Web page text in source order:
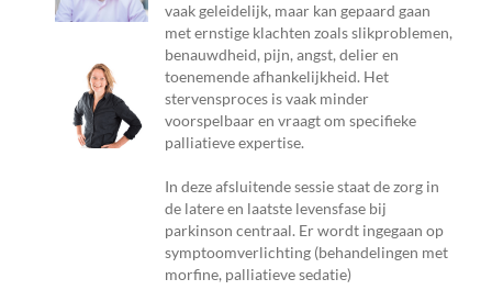
vaak geleidelijk, maar kan gepaard gaan
met ernstige klachten zoals slikproblemen,
benauwdheid, pijn, angst, delier en
toenemende afhankelijkheid. Het
stervensproces is vaak minder
voorspelbaar en vraagt om specifieke
palliatieve expertise.
In deze afsluitende sessie staat de zorg in
de latere en laatste levensfase bij
parkinson centraal. Er wordt ingegaan op
symptoomverlichting (behandelingen met
morfine, palliatieve sedatie)